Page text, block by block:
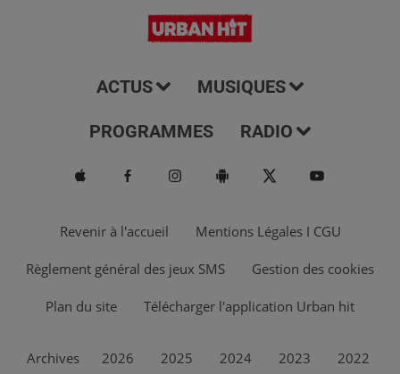
ACTUS MUSIQUES
PROGRAMMES RADIO
Revenir à l'accueil Mentions Légales I CGU
Règlement général des jeux SMS Gestion des cookies
Plan du site Télécharger l'application Urban hit
Archives 2026 2025 2024 2023 2022